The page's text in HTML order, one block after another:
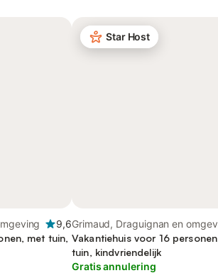
9,6
met tuin,
Star Host
Grimaud, Draguignan en
Vakantiehuis voor 16
tuin, kindvriendelijk
Gratis annulering